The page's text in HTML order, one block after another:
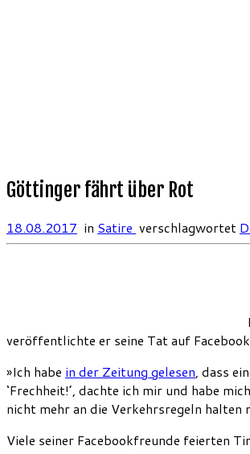
Göttinger fährt über Rot
18.08.2017 in Satire verschlagwortet
veröffentlichte er seine Tat auf
»Ich habe in der Zeitung gelesen, dass
‘Frechheit!’, dachte ich mir und habe
nicht mehr an die Verkehrsregeln halten
Viele seiner Facebookfreunde feierten